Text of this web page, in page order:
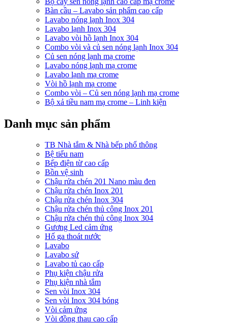
Bàn cầu – Lavabo sản phẩm cao cấp
Lavabo nóng lạnh Inox 304
Lavabo lạnh Inox 304
Lavabo vòi hồ lạnh Inox 304
Combo vòi và củ sen nóng lạnh Inox 304
Củ sen nóng lạnh mạ crome
Lavabo nóng lạnh mạ crome
Lavabo lạnh mạ crome
Vòi hồ lạnh mạ crome
Combo vòi – Củ sen nóng lạnh mạ crome
Bộ xả tiều nam mạ crome – Linh kiện
Danh mục sản phẩm
TB Nhà tắm & Nhà bếp phổ thông
Bệ tiểu nam
Bếp điện từ cao cấp
Bồn vệ sinh
Chậu rửa chén 201 Nano màu đen
Chậu rửa chén Inox 201
Chậu rửa chén Inox 304
Chậu rửa chén thủ công Inox 201
Chậu rửa chén thủ công Inox 304
Gương Led cảm ứng
Hố ga thoát nước
Lavabo
Lavabo sứ
Lavabo tủ cao cấp
Phụ kiện chậu rửa
Phụ kiện nhà tắm
Sen vòi Inox 304
Sen vòi Inox 304 bóng
Vòi cảm ứng
Vòi đồng thau cao cấp